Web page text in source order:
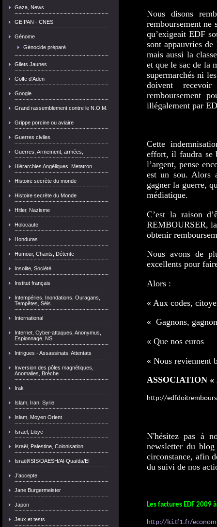
Gaza, News
GEIPAN - CNES
Génome
Génocide préparé
Gilets Jaunes
Golfe d'Aden
Google
Grand rassemblement contre le N.O.M.
Grippe porcine ou aviaire
Guerres civiles
Guerres, Armement, armées,
Hiérarchies Angéliques, Metatron
Histoire secrète du monde
Histoire secrète du Monde
Hitler, Nazisme
Holocaute
Honduras
Humour, Chants, Détente
Insolite, Société
Institut français
Intempéries, Inondations, Ouragans,
Tempêtes, Séis
International
Internet, Cyber-attaques, Anonymus,
Espionnage, NS
Intrigues - Assassinats, Attentats
Inversion des pôles magnétiques,
Anomalies, Brèche
Irak
Islam, Iran, Syrie
Islam, Moyen Orient
Israël, Libye
Israël, Palestine, Colonisation
Israël/ISIS/DAESH/Al-Quaïda/EI
J'accepte
Jane Burgermeister
Japon
Jeux et tests
Nous disons
remboursement ne
qu’exigeait EDF
sont appauvries de
mais aussi la
et que le sac de la
supermarchés ni
doivent
remboursement
illégalement par
Cette
effort, il faudra se
l’argent, pense
est un sou. Alors
gagner la guerre,
médiatique.
C’est la raison
REMBOURSER,
obtenir
Nous avons de
excellents pour
Alors :
« Aux codes,
« Gagnons,
« Que nos euros
« Nous reviennent
ASSOCIATION
http://
N'hésitez pas à
newsletter du
circonstance, afin
du suivi de nos
Les factures EDF 2009
http://lci.tf1.fr/